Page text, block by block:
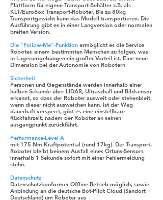
Plattform für eigene Transport-Behälter z.B. als
KLT/EuroBox Transport-Roboter. Bis zu 80kg
Transportgewicht kann das Modell transportieren. Die
Ausführung gibt es in einer Langversion oder normalen
breiten Version.
Die "Follow-Me"-Funktion ermöglicht es die Service
Roboter, einem bestimmten Menschen zu folgen, was
in Lagerumgebungen ein großer Vorteil ist. Eine neue
Dimension bei der Autonomie von Robotern
Sicherheit
Personen und Gegenstände werden innerhalb einer
halben Sekunde über LIDAR, Ultraschall und Bildsensor
erkannt, so dass der Roboter ausweit oder stehenbleit,
wenn dieser nicht ausweichen kann. Ist der Weg
dauerhaft versperrt, gibt es eine einstellbare
Rückfahrzeit, nadem der Roboter an seinen
ausgangpunkt zurückfährt.
Performance-Level A
mit 175 Nm Kraftpotential (rund 17kg). Der Transport-
Roboter bleibt beinem Ausfall eines Ortuns-Sensors
innerhalb 1 Sekunde sofort mit einer Fehlermeldung
stehn.
Datenschutz
Datenschutzkonformer Offline-Betrieb möglich, sowie
Anbindung an die deutsche Bot-Pilot Cloud (Sandort
Deutschland) um Roboter aus